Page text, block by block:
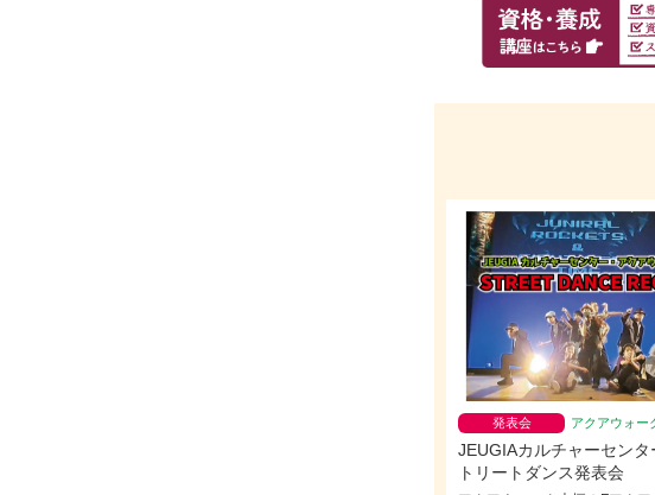
発表会 アクアウォー
JEUGIAカルチャーセンタ
トリートダンス発表会